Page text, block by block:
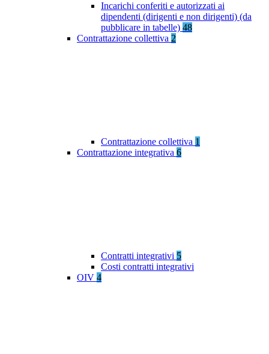
Incarichi conferiti e autorizzati ai
dipendenti (dirigenti e non dirigenti) (da
pubblicare in tabelle) 48
Contrattazione collettiva 2
Contrattazione collettiva 1
Contrattazione integrativa 6
Contratti integrativi 5
Costi contratti integrativi
OIV 4